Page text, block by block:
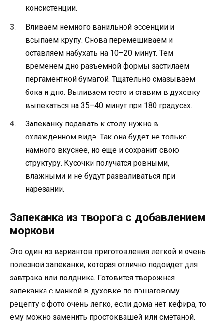
консистенции.
Вливаем немного ванильной эссенции и
всыпаем крупу. Снова перемешиваем и
оставляем набухать на 10–20 минут. Тем
временем дно разъемной формы застилаем
пергаментной бумагой. Тщательно смазываем
бока и дно. Выливаем тесто и ставим в духовку
выпекаться на 35–40 минут при 180 градусах.
Запеканку подавать к столу нужно в
охлажденном виде. Так она будет не только
намного вкуснее, но еще и сохранит свою
структуру. Кусочки получатся ровными,
влажными и не будут разваливаться при
нарезании.
Запеканка из творога с добавлением
моркови
Это один из вариантов приготовления легкой и очень
полезной запеканки, которая отлично подойдет для
завтрака или полдника. Готовится творожная
запеканка с манкой в духовке по пошаговому
рецепту с фото очень легко, если дома нет кефира, то
ему можно заменить простоквашей или сметаной.